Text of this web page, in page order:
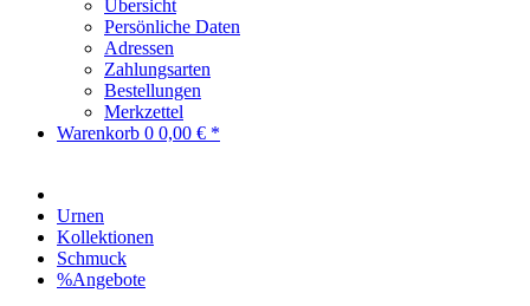
Übersicht
Persönliche Daten
Adressen
Zahlungsarten
Bestellungen
Merkzettel
Warenkorb 0 0,00 € *
Urnen
Kollektionen
Schmuck
%Angebote